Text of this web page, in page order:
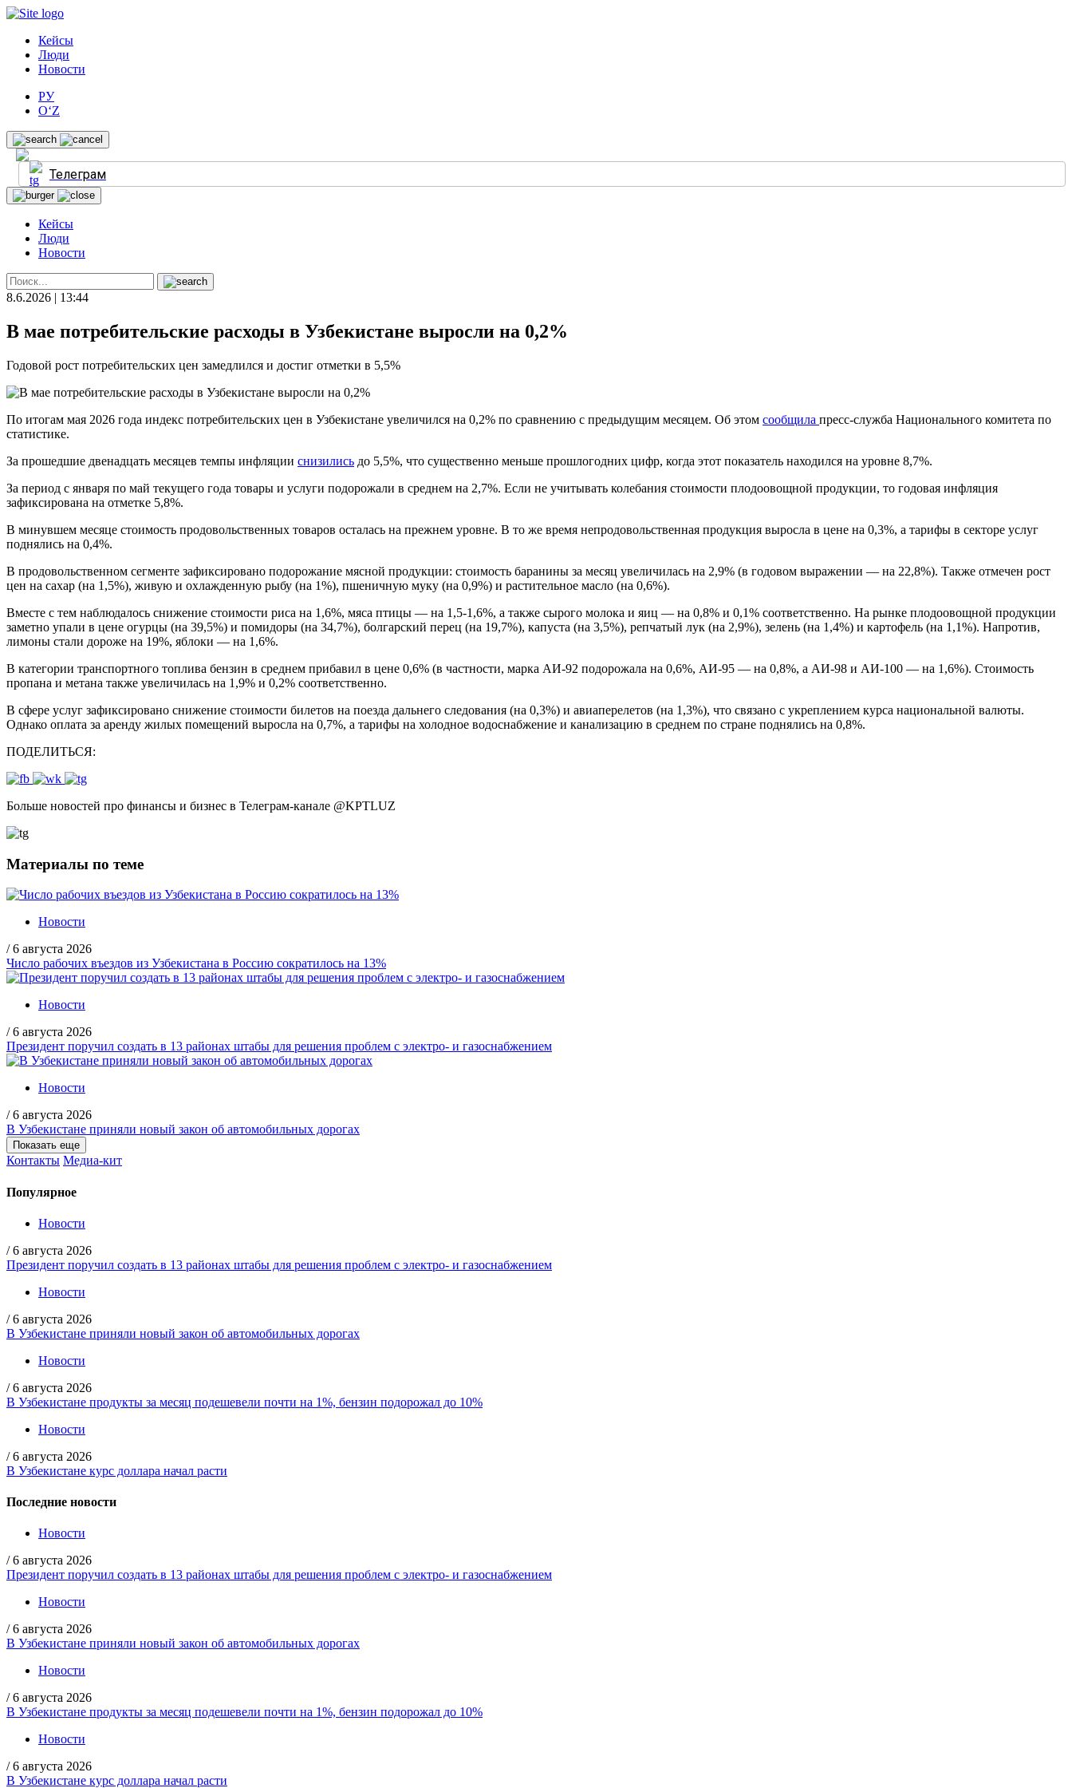
Кейсы
Люди
Новости
РУ
O‘Z
Телеграм
Кейсы
Люди
Новости
8.6.2026 | 13:44
В мае потребительские расходы в Узбекистане выросли на 0,2%
Годовой рост потребительских цен замедлился и достиг отметки в 5,5%
По итогам мая 2026 года индекс потребительских цен в Узбекистане увеличился на 0,2% по сравнению с предыдущим месяцем. Об этом сообщила пресс-служба Национального комитета по
статистике.
За прошедшие двенадцать месяцев темпы инфляции снизились до 5,5%, что существенно меньше прошлогодних цифр, когда этот показатель находился на уровне 8,7%.
За период с января по май текущего года товары и услуги подорожали в среднем на 2,7%. Если не учитывать колебания стоимости плодоовощной продукции, то годовая инфляция
зафиксирована на отметке 5,8%.
В минувшем месяце стоимость продовольственных товаров осталась на прежнем уровне. В то же время непродовольственная продукция выросла в цене на 0,3%, а тарифы в секторе услуг
поднялись на 0,4%.
В продовольственном сегменте зафиксировано подорожание мясной продукции: стоимость баранины за месяц увеличилась на 2,9% (в годовом выражении — на 22,8%). Также отмечен рост
цен на сахар (на 1,5%), живую и охлажденную рыбу (на 1%), пшеничную муку (на 0,9%) и растительное масло (на 0,6%).
Вместе с тем наблюдалось снижение стоимости риса на 1,6%, мяса птицы — на 1,5-1,6%, а также сырого молока и яиц — на 0,8% и 0,1% соответственно. На рынке плодоовощной продукции
заметно упали в цене огурцы (на 39,5%) и помидоры (на 34,7%), болгарский перец (на 19,7%), капуста (на 3,5%), репчатый лук (на 2,9%), зелень (на 1,4%) и картофель (на 1,1%). Напротив,
лимоны стали дороже на 19%, яблоки — на 1,6%.
В категории транспортного топлива бензин в среднем прибавил в цене 0,6% (в частности, марка АИ-92 подорожала на 0,6%, АИ-95 — на 0,8%, а АИ-98 и АИ-100 — на 1,6%). Стоимость
пропана и метана также увеличилась на 1,9% и 0,2% соответственно.
В сфере услуг зафиксировано снижение стоимости билетов на поезда дальнего следования (на 0,3%) и авиаперелетов (на 1,3%), что связано с укреплением курса национальной валюты.
Однако оплата за аренду жилых помещений выросла на 0,7%, а тарифы на холодное водоснабжение и канализацию в среднем по стране поднялись на 0,8%.
ПОДЕЛИТЬСЯ:
Больше новостей про финансы и бизнес в Телеграм-канале @KPTLUZ
Материалы по теме
Новости
/ 6 августа 2026
Число рабочих въездов из Узбекистана в Россию сократилось на 13%
Новости
/ 6 августа 2026
Президент поручил создать в 13 районах штабы для решения проблем с электро- и газоснабжением
Новости
/ 6 августа 2026
В Узбекистане приняли новый закон об автомобильных дорогах
Показать еще
Контакты Медиа-кит
Популярное
Новости
/ 6 августа 2026
Президент поручил создать в 13 районах штабы для решения проблем с электро- и газоснабжением
Новости
/ 6 августа 2026
В Узбекистане приняли новый закон об автомобильных дорогах
Новости
/ 6 августа 2026
В Узбекистане продукты за месяц подешевели почти на 1%, бензин подорожал до 10%
Новости
/ 6 августа 2026
В Узбекистане курс доллара начал расти
Последние новости
Новости
/ 6 августа 2026
Президент поручил создать в 13 районах штабы для решения проблем с электро- и газоснабжением
Новости
/ 6 августа 2026
В Узбекистане приняли новый закон об автомобильных дорогах
Новости
/ 6 августа 2026
В Узбекистане продукты за месяц подешевели почти на 1%, бензин подорожал до 10%
Новости
/ 6 августа 2026
В Узбекистане курс доллара начал расти